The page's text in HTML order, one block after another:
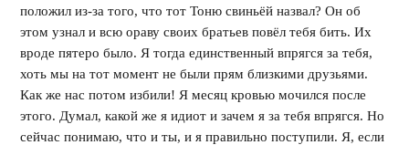
положил из-за того, что тот Тоню свиньёй назвал? Он об
этом узнал и всю ораву своих братьев повёл тебя бить. Их
вроде пятеро было. Я тогда единственный впрягся за тебя,
хоть мы на тот момент не были прям близкими друзьями.
Как же нас потом избили! Я месяц кровью мочился после
этого. Думал, какой же я идиот и зачем я за тебя впрягся. Но
сейчас понимаю, что и ты, и я правильно поступили. Я, если